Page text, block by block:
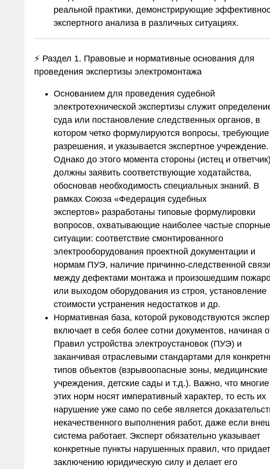
реальной практики, демонстрирующие
экспертного анализа в различных ситуациях.
⚡ Раздел 1. Правовые и нормативные основания для
проведения экспертизы электромонтажа
Основанием для проведения судебной
электротехнической экспертизы служит
суда или постановление следственных органов, в
котором четко формулируются вопросы, требующие
разрешения, и указывается экспертное учреждение.
Однако до этого момента стороны (истец и ответчик)
должны заявить соответствующие ходатайства,
обосновав необходимость специальных знаний. В
рамках Союза «Федерация судебных
экспертов» разработаны типовые формулировки
вопросов, охватывающие наиболее частые спорные
ситуации: соответствие смонтированного
электрооборудования проектной документации и
нормам ПУЭ, наличие причинно-следственной связи
между дефектами монтажа и произошедшим
или выходом оборудования из строя, установление
стоимости устранения недостатков и др.
Нормативная база, которой руководствуются
включает в себя более сотни документов, начиная
Правил устройства электроустановок (ПУЭ) и
заканчивая отраслевыми стандартами для
типов объектов (взрывоопасные зоны, медицинские
учреждения, детские сады и т.д.). Важно, что многие
этих норм носят императивный характер, то есть их
нарушение уже само по себе является
некачественного выполнения работ, даже если
система работает. Эксперт обязательно указывает
конкретные пункты нарушенных правил, что придает
заключению юридическую силу и делает его